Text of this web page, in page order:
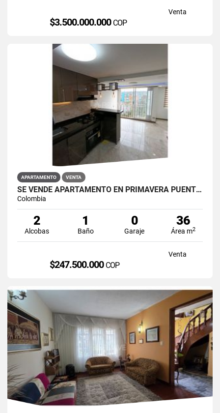
Venta
$3.500.000.000 COP
APARTAMENTO VENTA
SE VENDE APARTAMENTO EN PRIMAVERA PUENTE ARANDA
Colombia
2
Alcobas
1
Baño
0
Garaje
36
Área m2
Venta
$247.500.000 COP